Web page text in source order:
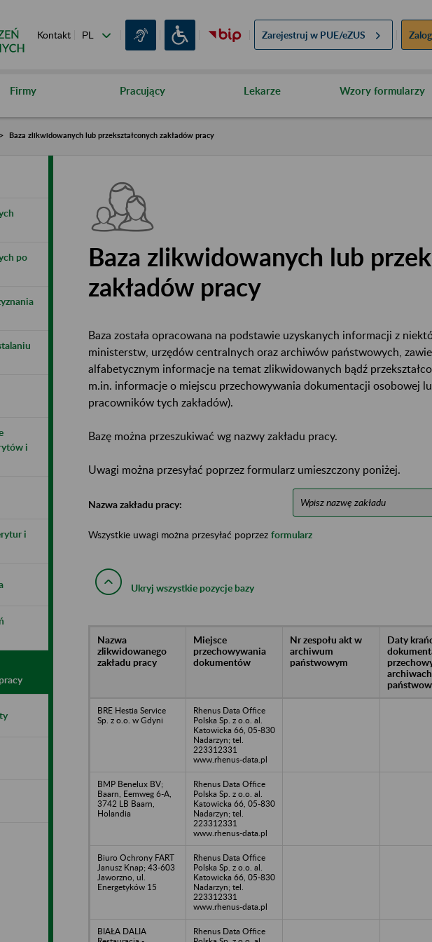
Kontakt Zarejestruj w PUE/eZUS
Firmy Pracujący Lekarze Wzory formularzy
Baza zlikwidowanych lub przekształconych zakładów pracy
po
i
i
Baza zlikwidowanych lub
zakładów pracy
Baza została opracowana na podstawie uzyskanych informacji z
ministerstw, urzędów centralnych oraz archiwów państwowych,
alfabetycznym informacje na temat zlikwidowanych bądź
m.in. informacje o miejscu przechowywania dokumentacji osobowej
pracowników tych zakładów).
Bazę można przeszukiwać wg nazwy zakładu pracy.
Uwagi można przesyłać poprzez formularz umieszczony poniżej.
Nazwa zakładu pracy:
Wszystkie uwagi można przesyłać poprzez formularz
Ukryj wszystkie pozycje bazy
Nazwa
zlikwidowanego
zakładu pracy
Miejsce
przechowywania
dokumentów
Nr zespołu akt w
archiwum
państwowym
Daty
archiwach
BRE Hestia Service
Sp. z o.o. w Gdyni
Rhenus Data Office
Polska Sp. z o.o. al.
Katowicka 66, 05-830
Nadarzyn; tel.
223312331
www.rhenus-data.pl
BMP Benelux BV;
Baarn, Eemweg 6-A,
3742 LB Baarn,
Holandia
Rhenus Data Office
Polska Sp. z o.o. al.
Katowicka 66, 05-830
Nadarzyn; tel.
223312331
www.rhenus-data.pl
Biuro Ochrony FART
Janusz Knap; 43-603
Jaworzno, ul.
Energetyków 15
Rhenus Data Office
Polska Sp. z o.o. al.
Katowicka 66, 05-830
Nadarzyn; tel.
223312331
www.rhenus-data.pl
BIAŁA DALIA
Rhenus Data Office